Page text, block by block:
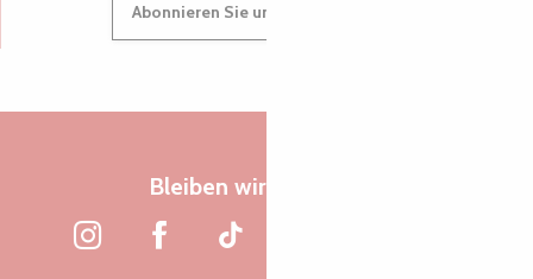
Abonnieren Sie unseren Newsletter
Bleiben wir verbunden